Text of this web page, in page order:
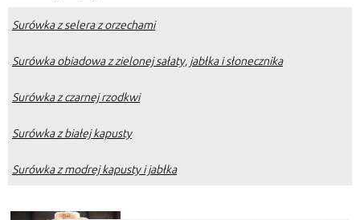
Surówka z selera z orzechami
Surówka obiadowa z zielonej sałaty, jabłka i słonecznika
Surówka z czarnej rzodkwi
Surówka z białej kapusty
Surówka z modrej kapusty i jabłka